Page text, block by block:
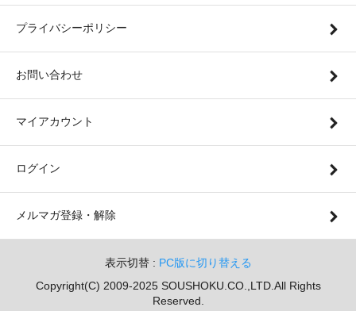
プライバシーポリシー
お問い合わせ
マイアカウント
ログイン
メルマガ登録・解除
表示切替 : PC版に切り替える
Copyright(C) 2009-2025 SOUSHOKU.CO.,LTD.All Rights
Reserved.